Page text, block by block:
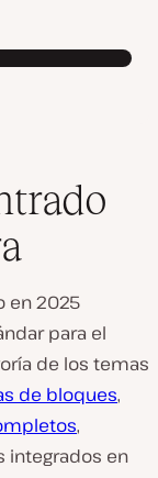
en 2025
para el
de los temas
de bloques,
,
integrados en